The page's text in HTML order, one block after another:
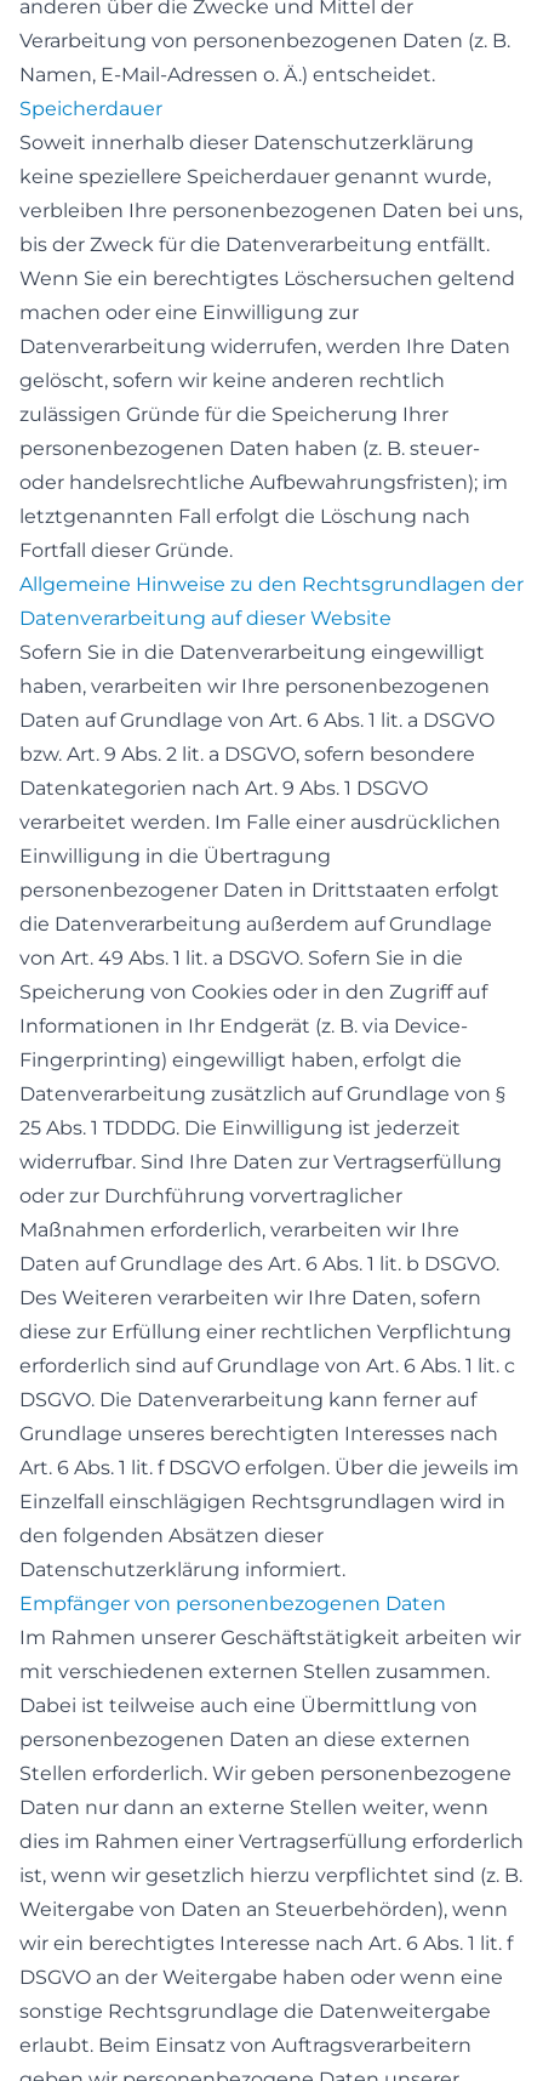
anderen über die Zwecke und Mittel der
Verarbeitung von personenbezogenen Daten (z. B.
Namen, E-Mail-Adressen o. Ä.) entscheidet.
Speicherdauer
Soweit innerhalb dieser Datenschutzerklärung
keine speziellere Speicherdauer genannt wurde,
verbleiben Ihre personenbezogenen Daten bei uns,
bis der Zweck für die Datenverarbeitung entfällt.
Wenn Sie ein berechtigtes Löschersuchen geltend
machen oder eine Einwilligung zur
Datenverarbeitung widerrufen, werden Ihre Daten
gelöscht, sofern wir keine anderen rechtlich
zulässigen Gründe für die Speicherung Ihrer
personenbezogenen Daten haben (z. B. steuer-
oder handelsrechtliche Aufbewahrungsfristen); im
letztgenannten Fall erfolgt die Löschung nach
Fortfall dieser Gründe.
Allgemeine Hinweise zu den Rechtsgrundlagen der
Datenverarbeitung auf dieser Website
Sofern Sie in die Datenverarbeitung eingewilligt
haben, verarbeiten wir Ihre personenbezogenen
Daten auf Grundlage von Art. 6 Abs. 1 lit. a DSGVO
bzw. Art. 9 Abs. 2 lit. a DSGVO, sofern besondere
Datenkategorien nach Art. 9 Abs. 1 DSGVO
verarbeitet werden. Im Falle einer ausdrücklichen
Einwilligung in die Übertragung
personenbezogener Daten in Drittstaaten erfolgt
die Datenverarbeitung außerdem auf Grundlage
von Art. 49 Abs. 1 lit. a DSGVO. Sofern Sie in die
Speicherung von Cookies oder in den Zugriff auf
Informationen in Ihr Endgerät (z. B. via Device-
Fingerprinting) eingewilligt haben, erfolgt die
Datenverarbeitung zusätzlich auf Grundlage von §
25 Abs. 1 TDDDG. Die Einwilligung ist jederzeit
widerrufbar. Sind Ihre Daten zur Vertragserfüllung
oder zur Durchführung vorvertraglicher
Maßnahmen erforderlich, verarbeiten wir Ihre
Daten auf Grundlage des Art. 6 Abs. 1 lit. b DSGVO.
Des Weiteren verarbeiten wir Ihre Daten, sofern
diese zur Erfüllung einer rechtlichen Verpflichtung
erforderlich sind auf Grundlage von Art. 6 Abs. 1 lit. c
DSGVO. Die Datenverarbeitung kann ferner auf
Grundlage unseres berechtigten Interesses nach
Art. 6 Abs. 1 lit. f DSGVO erfolgen. Über die jeweils im
Einzelfall einschlägigen Rechtsgrundlagen wird in
den folgenden Absätzen dieser
Datenschutzerklärung informiert.
Empfänger von personenbezogenen Daten
Im Rahmen unserer Geschäftstätigkeit arbeiten wir
mit verschiedenen externen Stellen zusammen.
Dabei ist teilweise auch eine Übermittlung von
personenbezogenen Daten an diese externen
Stellen erforderlich. Wir geben personenbezogene
Daten nur dann an externe Stellen weiter, wenn
dies im Rahmen einer Vertragserfüllung erforderlich
ist, wenn wir gesetzlich hierzu verpflichtet sind (z. B.
Weitergabe von Daten an Steuerbehörden), wenn
wir ein berechtigtes Interesse nach Art. 6 Abs. 1 lit. f
DSGVO an der Weitergabe haben oder wenn eine
sonstige Rechtsgrundlage die Datenweitergabe
erlaubt. Beim Einsatz von Auftragsverarbeitern